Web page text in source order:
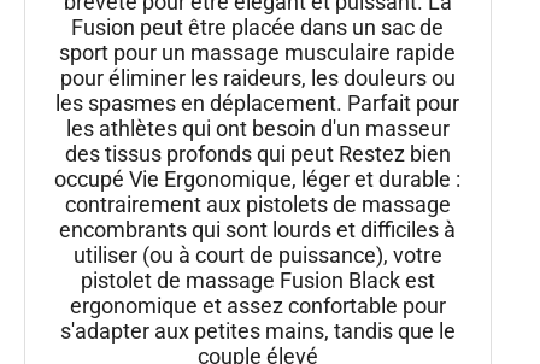
Fusion peut être placée dans un sac de
sport pour un massage musculaire rapide
pour éliminer les raideurs, les douleurs ou
les spasmes en déplacement. Parfait pour
les athlètes qui ont besoin d'un masseur
des tissus profonds qui peut Restez bien
occupé Vie Ergonomique, léger et durable :
contrairement aux pistolets de massage
encombrants qui sont lourds et difficiles à
utiliser (ou à court de puissance), votre
pistolet de massage Fusion Black est
ergonomique et assez confortable pour
s'adapter aux petites mains, tandis que le
couple élevé